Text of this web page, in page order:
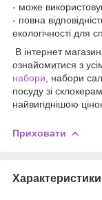
- може
- повна
екологічності для
В інтернет
ознайомитися з
набори , набори
посуду зі
найвигіднішою
Приховати
Характеристики